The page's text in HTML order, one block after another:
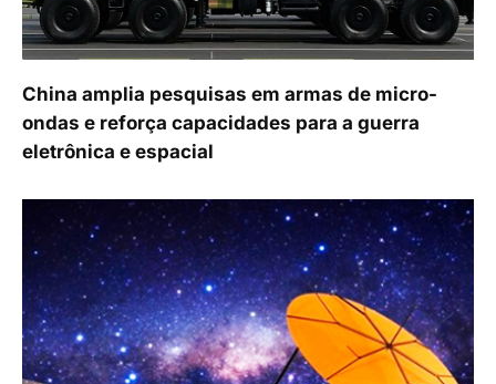
China amplia pesquisas em armas de micro-
ondas e reforça capacidades para a guerra
eletrônica e espacial